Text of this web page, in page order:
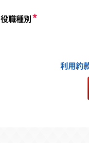
役職種別
利用約